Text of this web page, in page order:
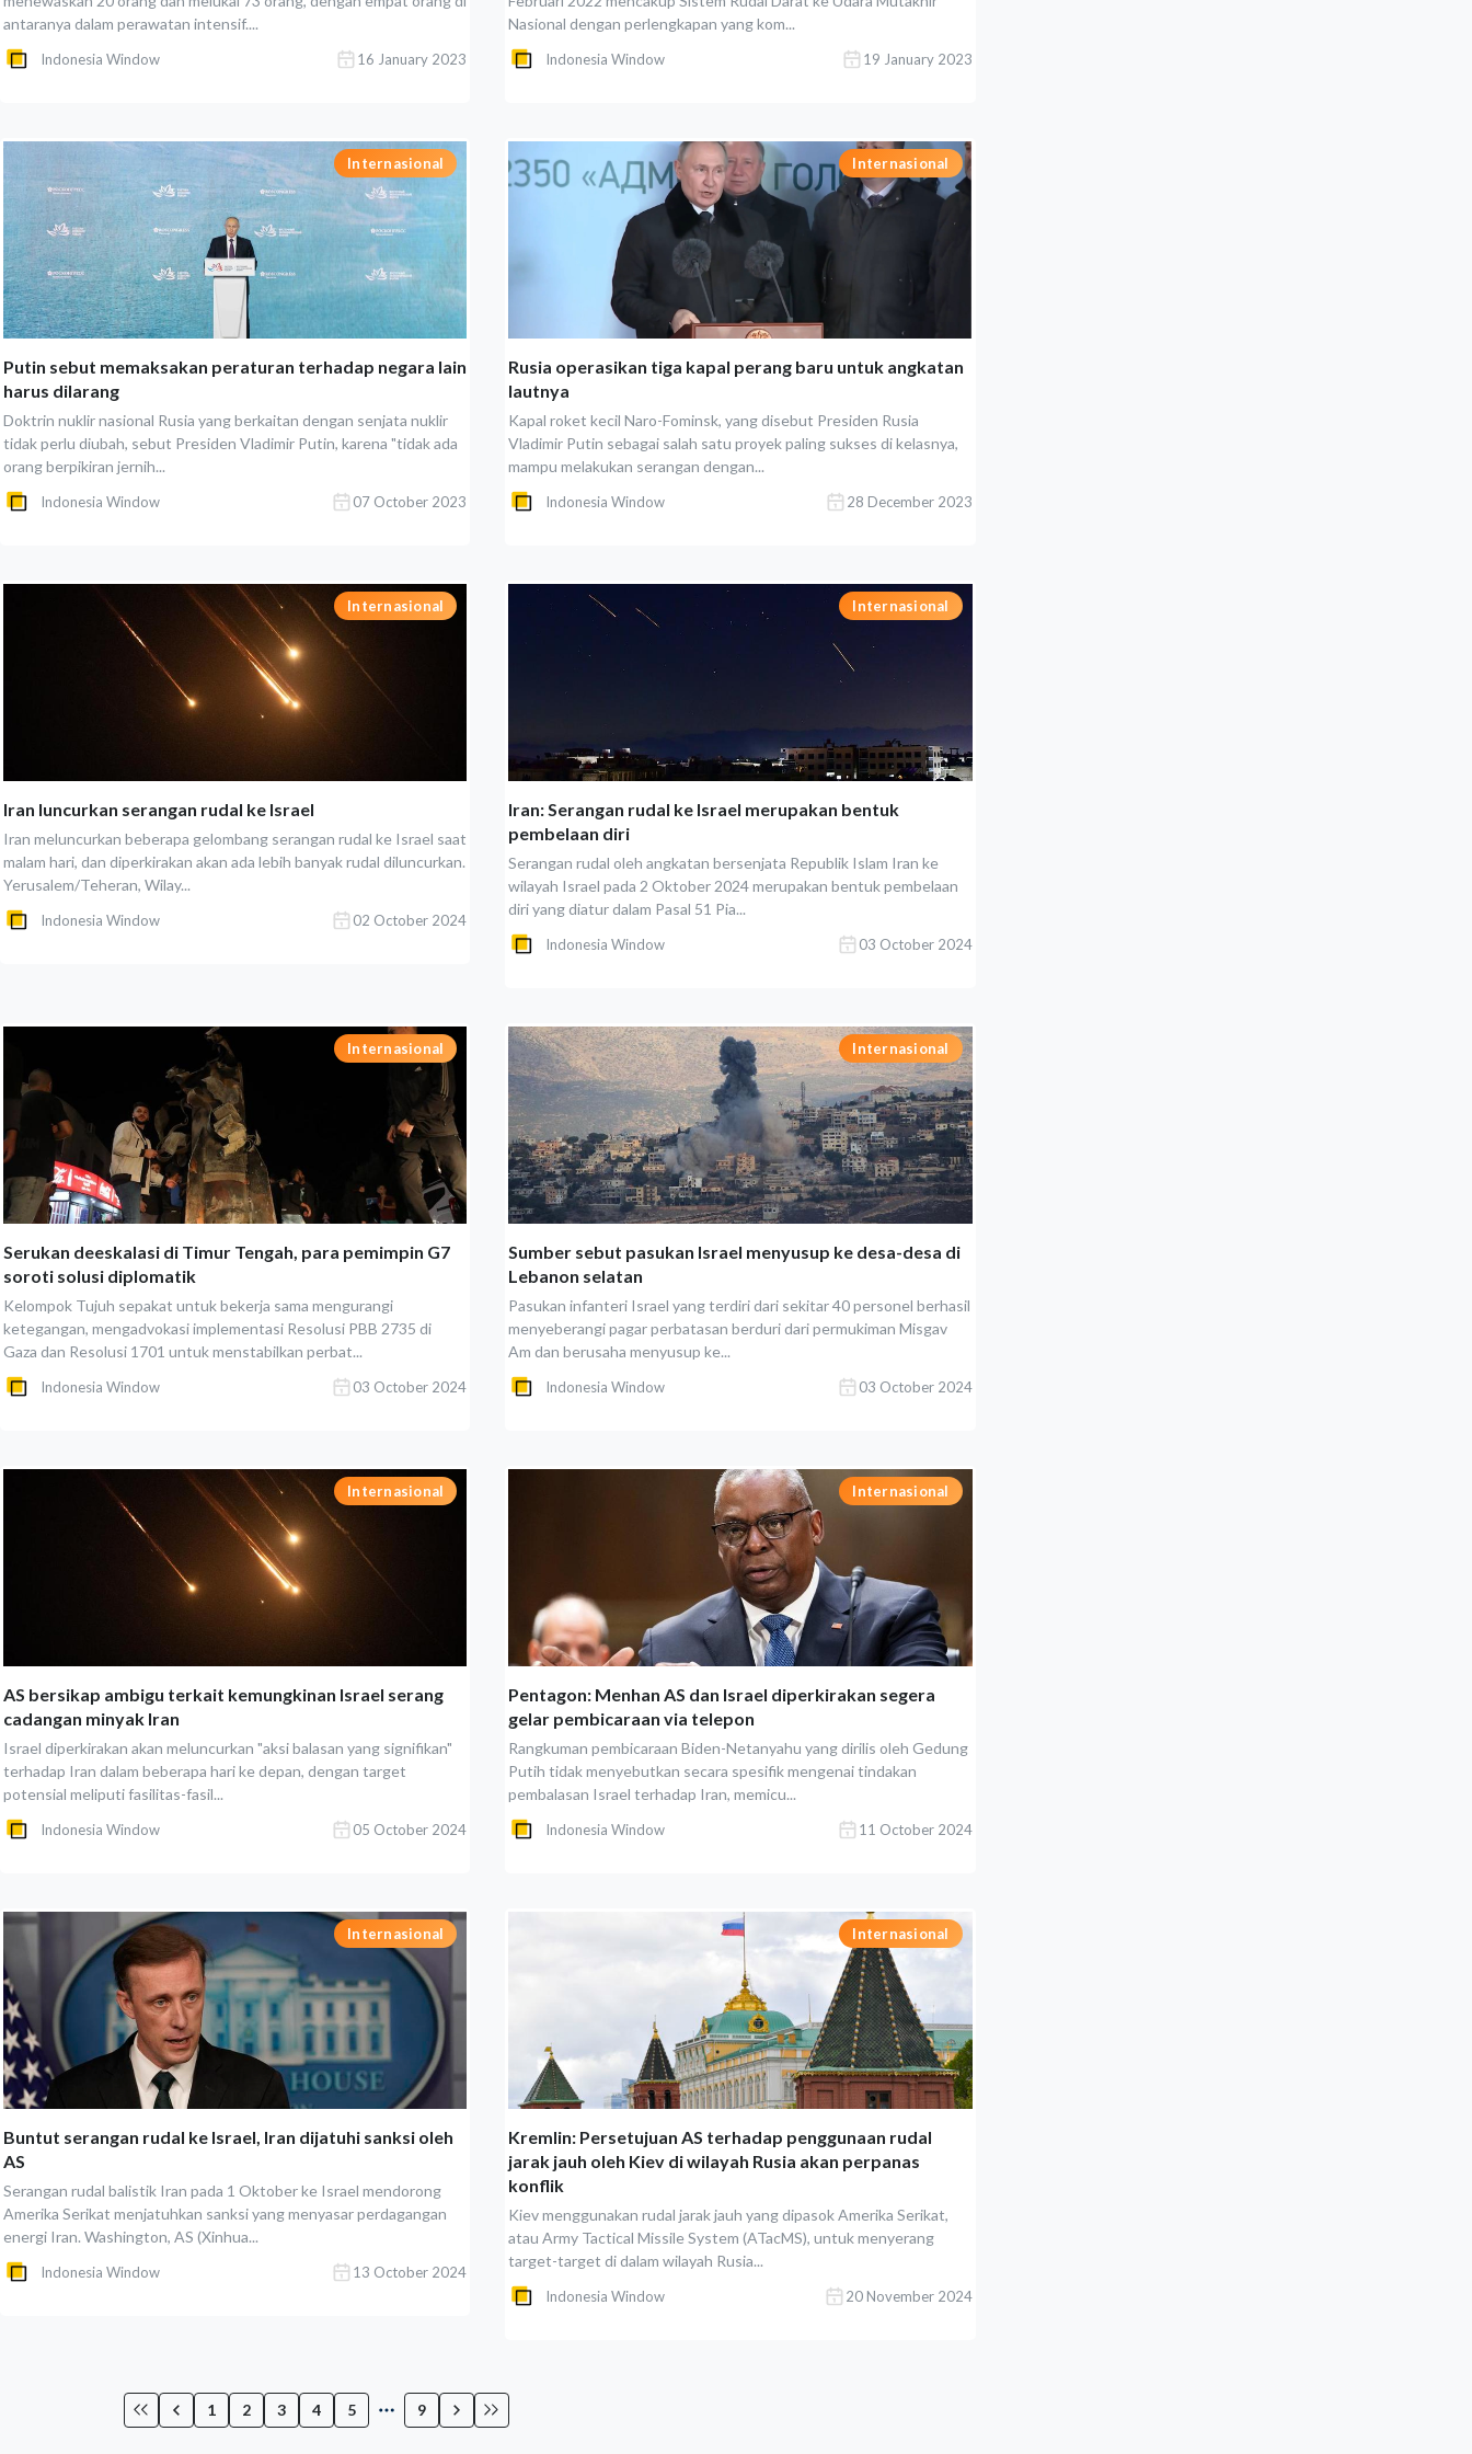
antaranya dalam perawatan intensif....
Indonesia Window 16 January 2023
Nasional dengan perlengkapan yang kom...
Indonesia Window 19 January 2023
Internasional
Putin sebut memaksakan peraturan terhadap negara lain
harus dilarang
Doktrin nuklir nasional Rusia yang berkaitan dengan senjata nuklir
tidak perlu diubah, sebut Presiden Vladimir Putin, karena "tidak ada
orang berpikiran jernih...
Indonesia Window 07 October 2023
Internasional
Rusia operasikan tiga kapal perang baru untuk angkatan
lautnya
Kapal roket kecil Naro-Fominsk, yang disebut Presiden Rusia
Vladimir Putin sebagai salah satu proyek paling sukses di kelasnya,
mampu melakukan serangan dengan...
Indonesia Window 28 December 2023
Internasional
Iran luncurkan serangan rudal ke Israel
Iran meluncurkan beberapa gelombang serangan rudal ke Israel saat
malam hari, dan diperkirakan akan ada lebih banyak rudal diluncurkan.
Yerusalem/Teheran, Wilay...
Indonesia Window 02 October 2024
Internasional
Iran: Serangan rudal ke Israel merupakan bentuk
pembelaan diri
Serangan rudal oleh angkatan bersenjata Republik Islam Iran ke
wilayah Israel pada 2 Oktober 2024 merupakan bentuk pembelaan
diri yang diatur dalam Pasal 51 Pia...
Indonesia Window 03 October 2024
Internasional
Serukan deeskalasi di Timur Tengah, para pemimpin G7
soroti solusi diplomatik
Kelompok Tujuh sepakat untuk bekerja sama mengurangi
ketegangan, mengadvokasi implementasi Resolusi PBB 2735 di
Gaza dan Resolusi 1701 untuk menstabilkan perbat...
Indonesia Window 03 October 2024
Internasional
Sumber sebut pasukan Israel menyusup ke desa-desa di
Lebanon selatan
Pasukan infanteri Israel yang terdiri dari sekitar 40 personel berhasil
menyeberangi pagar perbatasan berduri dari permukiman Misgav
Am dan berusaha menyusup ke...
Indonesia Window 03 October 2024
Internasional
AS bersikap ambigu terkait kemungkinan Israel serang
cadangan minyak Iran
Israel diperkirakan akan meluncurkan "aksi balasan yang signifikan"
terhadap Iran dalam beberapa hari ke depan, dengan target
potensial meliputi fasilitas-fasil...
Indonesia Window 05 October 2024
Internasional
Pentagon: Menhan AS dan Israel diperkirakan segera
gelar pembicaraan via telepon
Rangkuman pembicaraan Biden-Netanyahu yang dirilis oleh Gedung
Putih tidak menyebutkan secara spesifik mengenai tindakan
pembalasan Israel terhadap Iran, memicu...
Indonesia Window 11 October 2024
Internasional
Buntut serangan rudal ke Israel, Iran dijatuhi sanksi oleh
AS
Serangan rudal balistik Iran pada 1 Oktober ke Israel mendorong
Amerika Serikat menjatuhkan sanksi yang menyasar perdagangan
energi Iran. Washington, AS (Xinhua...
Indonesia Window 13 October 2024
Internasional
Kremlin: Persetujuan AS terhadap penggunaan rudal
jarak jauh oleh Kiev di wilayah Rusia akan perpanas
konflik
Kiev menggunakan rudal jarak jauh yang dipasok Amerika Serikat,
atau Army Tactical Missile System (ATacMS), untuk menyerang
target-target di dalam wilayah Rusia...
Indonesia Window 20 November 2024
1 2 3 4 5 9